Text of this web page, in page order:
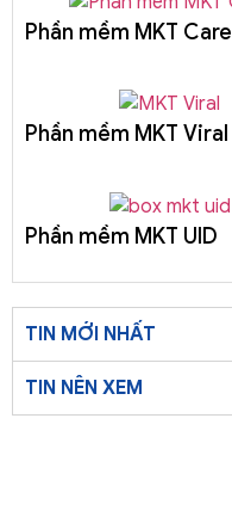
Phần mềm MKT Care
Phần mềm MKT Viral
Phần mềm MKT UID
TIN MỚI NHẤT
TIN NÊN XEM